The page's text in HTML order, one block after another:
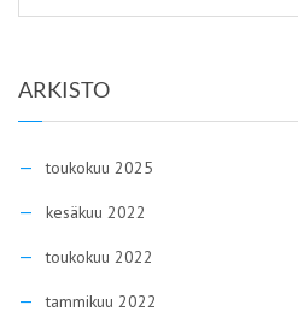
ARKISTO
toukokuu 2025
kesäkuu 2022
toukokuu 2022
tammikuu 2022